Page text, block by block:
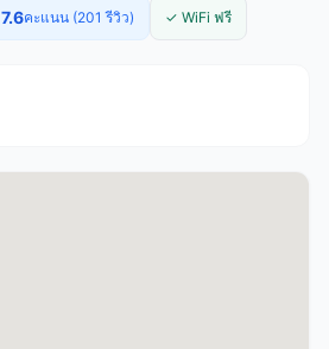
7.6คะแนน (201 รีวิว) ✓ WiFi ฟรี